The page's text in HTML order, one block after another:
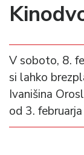
V soboto, 8.
si lahko
Ivanišina
od 3.